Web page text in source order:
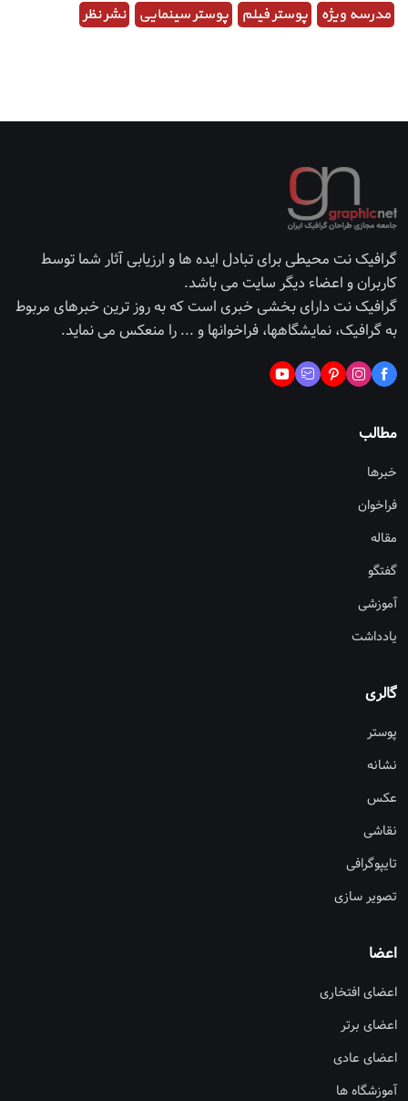
مدرسه ویژه پوستر فیلم پوستر سینمایی نشر نظر
گرافیک نت محیطی برای تبادل ایده ها و ارزیابی آثار شما توسط
کاربران و اعضاء دیگر سایت می باشد.
گرافیک نت دارای بخشی خبری است که به روز ترین خبرهای مربوط
به گرافیک، نمایشگاهها، فراخوانها و ... را منعکس می نماید.
مطالب
خبرها
فراخوان
مقاله
گفتگو
آموزشی
یادداشت
گالری
پوستر
نشانه
عکس
نقاشی
تایپوگرافی
تصویر سازی
اعضا
اعضای افتخاری
اعضای برتر
اعضای عادی
آموزشگاه ها